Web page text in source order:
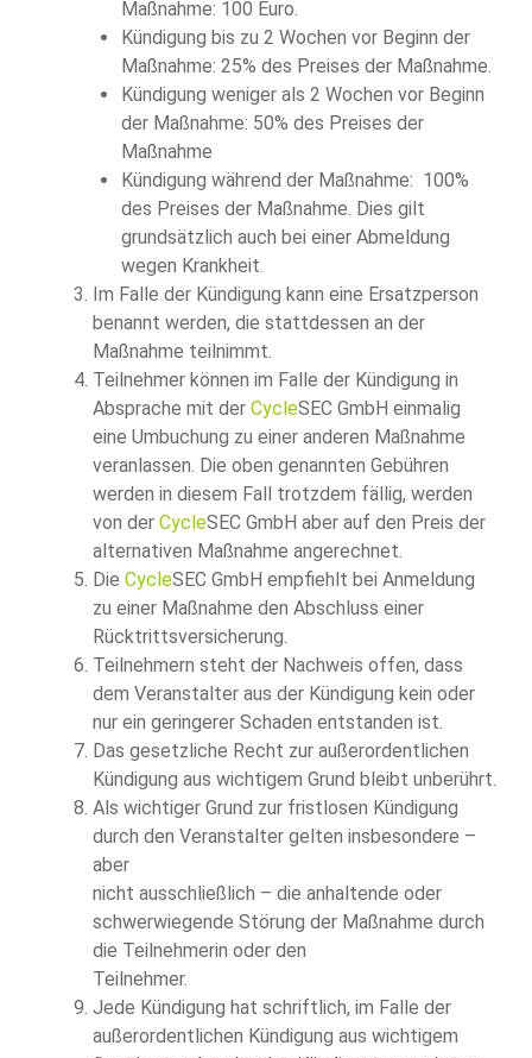
Maßnahme: 100 Euro.
Kündigung bis zu 2 Wochen vor Beginn der
Maßnahme: 25% des Preises der Maßnahme.
Kündigung weniger als 2 Wochen vor Beginn
der Maßnahme: 50% des Preises der
Maßnahme
Kündigung während der Maßnahme: 100%
des Preises der Maßnahme. Dies gilt
grundsätzlich auch bei einer Abmeldung
wegen Krankheit.
Im Falle der Kündigung kann eine Ersatzperson
benannt werden, die stattdessen an der
Maßnahme teilnimmt.
Teilnehmer können im Falle der Kündigung in
Absprache mit der CycleSEC GmbH einmalig
eine Umbuchung zu einer anderen Maßnahme
veranlassen. Die oben genannten Gebühren
werden in diesem Fall trotzdem fällig, werden
von der CycleSEC GmbH aber auf den Preis der
alternativen Maßnahme angerechnet.
Die CycleSEC GmbH empfiehlt bei Anmeldung
zu einer Maßnahme den Abschluss einer
Rücktrittsversicherung.
Teilnehmern steht der Nachweis offen, dass
dem Veranstalter aus der Kündigung kein oder
nur ein geringerer Schaden entstanden ist.
Das gesetzliche Recht zur außerordentlichen
Kündigung aus wichtigem Grund bleibt unberührt.
Als wichtiger Grund zur fristlosen Kündigung
durch den Veranstalter gelten insbesondere –
aber
nicht ausschließlich – die anhaltende oder
schwerwiegende Störung der Maßnahme durch
die Teilnehmerin oder den
Teilnehmer.
Jede Kündigung hat schriftlich, im Falle der
außerordentlichen Kündigung aus wichtigem